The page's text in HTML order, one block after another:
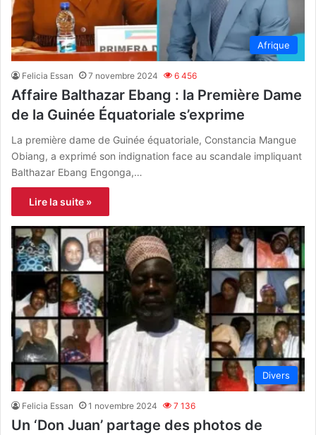
Afrique
Felicia Essan 7 novembre 2024 6 456
Affaire Balthazar Ebang : la Première Dame
de la Guinée Équatoriale s’exprime
La première dame de Guinée équatoriale, Constancia Mangue
Obiang, a exprimé son indignation face au scandale impliquant
Balthazar Ebang Engonga,…
Lire la suite »
Divers
Felicia Essan 1 novembre 2024 7 136
Un ‘Don Juan’ partage des photos de